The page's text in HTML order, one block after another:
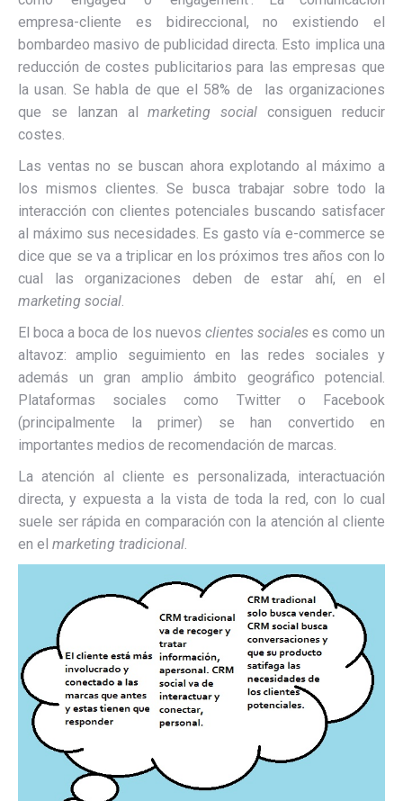
empresa-cliente es bidireccional, no existiendo el
bombardeo masivo de publicidad directa. Esto implica una
reducción de costes publicitarios para las empresas que
la usan. Se habla de que el 58% de las organizaciones
que se lanzan almarketing social consiguen reducir
costes.
Las ventas no se buscan ahora explotando al máximo a
los mismos clientes. Se busca trabajar sobre todo la
interacción con clientes potenciales buscando satisfacer
al máximo sus necesidades. Es gasto vía e-commerce se
dice que se va a triplicar en los próximos tres años con lo
cual las organizaciones deben de estar ahí, en el
marketing social
El boca a boca de los nuevos clientes sociales es como un
altavoz: amplio seguimiento en las redes sociales y
además un gran amplio ámbito geográfico potencial.
Plataformas sociales como Twitter o Facebook
(principalmente la primer) se han convertido en
importantes medios de recomendación de marcas.
La atención al cliente es personalizada, interactuación
directa, y expuesta a la vista de toda la red, con lo cual
suele ser rápida en comparación con la atención al cliente
en el marketing tradicional